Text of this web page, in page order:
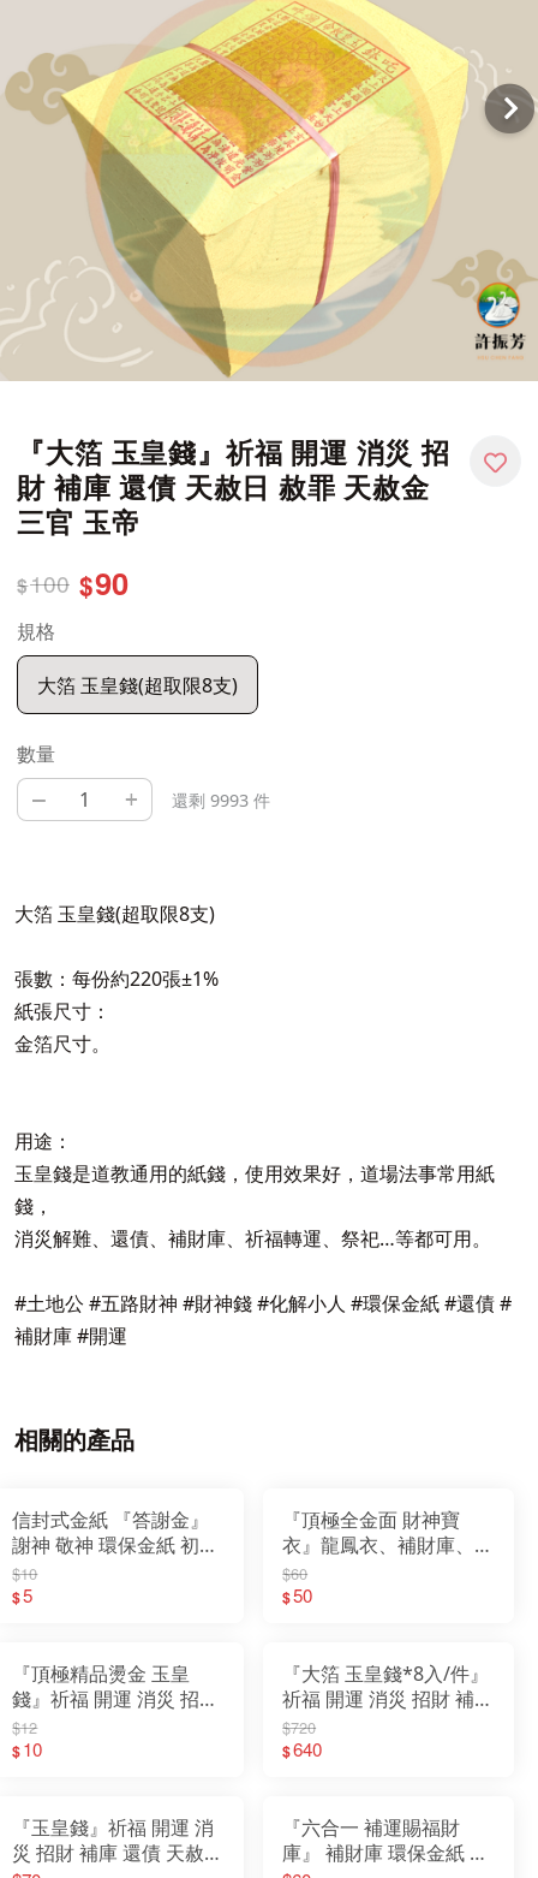
『大箔 玉皇錢』祈福 開運 消災 招
財 補庫 還債 天赦日 赦罪 天赦金
三官 玉帝
$100 $90
規格
大箔 玉皇錢(超取限8支)
數量
– + 還剩 9993 件
大箔 玉皇錢(超取限8支)
張數：每份約220張±1%
紙張尺寸：
金箔尺寸。
用途：
玉皇錢是道教通用的紙錢，使用效果好，道場法事常用紙
錢，
消災解難、還債、補財庫、祈福轉運、祭祀…等都可用。
#土地公 #五路財神 #財神錢 #化解小人 #環保金紙 #還債 #
補財庫 #開運
相關的產品
信封式金紙 『答謝金』
謝神 敬神 環保金紙 初一
十五敬神 消災解厄 祈福
$10
$5
『頂極全金面 財神寶
衣』龍鳳衣、補財庫、開
運、求財、祈福
$60
$50
『頂極精品燙金 玉皇
錢』祈福 開運 消災 招財
補庫 還債 天赦日 赦罪 天
赦金 三官 玉帝
$12
$10
『大箔 玉皇錢*8入/件』
祈福 開運 消災 招財 補庫
還債 天赦日 赦罪 天赦金
三官 玉帝
$720
$640
『玉皇錢』祈福 開運 消
災 招財 補庫 還債 天赦日
『六合一 補運賜福財
庫』 補財庫 環保金紙 天